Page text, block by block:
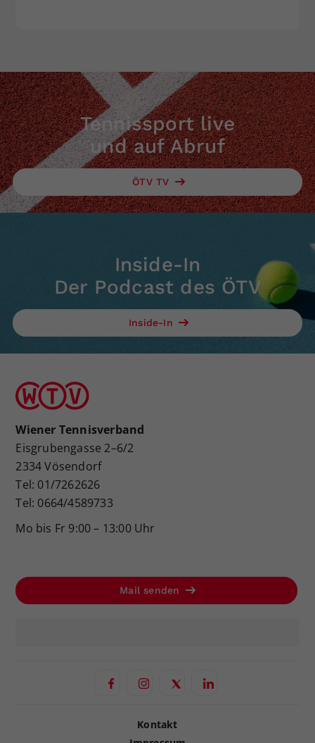
Tennissport live
und auf Abruf
ÖTV TV
Inside-In
Der Podcast des ÖTV
Inside-In
Wiener Tennisverband
Eisgrubengasse 2–6/2
2334 Vösendorf
Tel: 01/7262626
Tel: 0664/4589733
Mo bis Fr 9:00 – 13:00 Uhr
Mail senden
Kontakt